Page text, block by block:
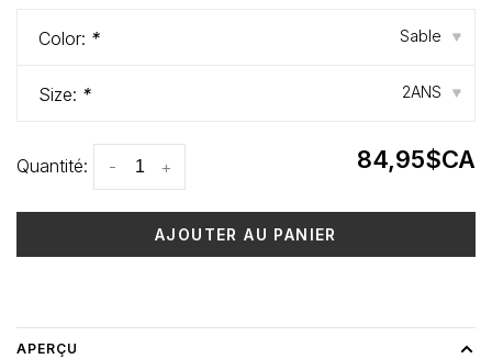
Color: * Sable ▾
Size: * 2ANS ▾
Quantité: +
- 84,95$CA
AJOUTER AU PANIER
APERÇU